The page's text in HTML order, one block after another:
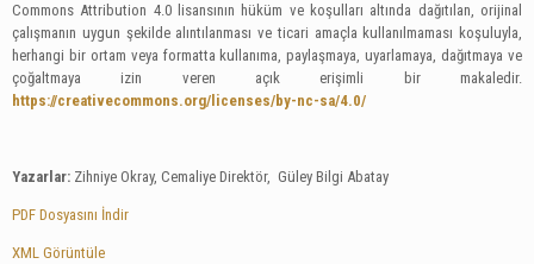
Commons Attribution 4.0 lisansının hüküm ve koşulları altında dağıtılan, orijinal
çalışmanın uygun şekilde alıntılanması ve ticari amaçla kullanılmaması koşuluyla,
herhangi bir ortam veya formatta kullanıma, paylaşmaya, uyarlamaya, dağıtmaya ve
çoğaltmaya izin veren açık erişimli bir makaledir.
https://creativecommons.org/licenses/by-nc-sa/4.0/
Yazarlar: Zihniye Okray, Cemaliye Direktör, Güley Bilgi Abatay
PDF Dosyasını İndir
XML Görüntüle